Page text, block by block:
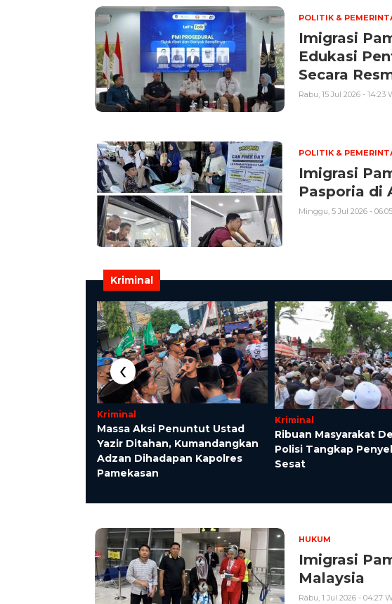
POLITIK &
Imigrasi
Edukasi
Secara
Rabu, 15 Jul 2026 - 14:23
POLITIK &
Imigrasi
Pasporia di
Minggu, 5 Jul 2026 -
Kriminal
Kriminal
Massa Aksi Penuntut Ustad
Yazir Ditahan, Kumandangkan
Adzan Dihadapan Kapolres
Pamekasan
Kriminal
Ribuan Masyarakat
Polisi Tangkap
Sesat
‹
HUKUM
Imigrasi
Malaysia
Rabu, 1 Jul 2026 - 04:27